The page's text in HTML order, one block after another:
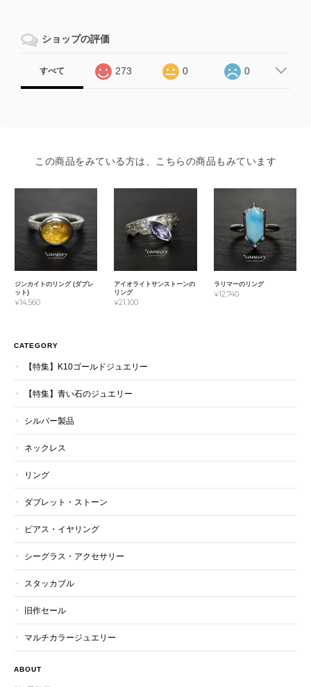
ショップの評価
すべて 273 0 0
この商品をみている方は、こちらの商品もみています
ジンカイトのリング (ダブレ
ット)
¥14,560
アイオライトサンストーンの
リング
¥21,100
ラリマーのリング
¥12,740
CATEGORY
【特集】K10ゴールドジュエリー
【特集】青い石のジュエリー
シルバー製品
ネックレス
リング
ダブレット・ストーン
ピアス・イヤリング
シーグラス・アクセサリー
スタッカブル
旧作セール
マルチカラージュエリー
ABOUT